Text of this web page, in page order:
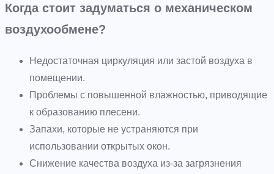
Когда стоит задуматься о механическом
воздухообмене?
Недостаточная циркуляция или застой воздуха в
помещении.
Проблемы с повышенной влажностью, приводящие
к образованию плесени.
Запахи, которые не устраняются при
использовании открытых окон.
Снижение качества воздуха из-за загрязнения